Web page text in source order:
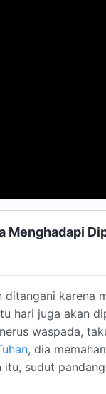
Menghadapi
karena
hari juga akan
waspada,
, dia
itu, sudut